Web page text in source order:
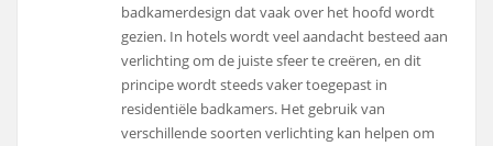
badkamerdesign dat vaak over het hoofd wordt
gezien. In hotels wordt veel aandacht besteed aan
verlichting om de juiste sfeer te creëren, en dit
principe wordt steeds vaker toegepast in
residentiële badkamers. Het gebruik van
verschillende soorten verlichting kan helpen om